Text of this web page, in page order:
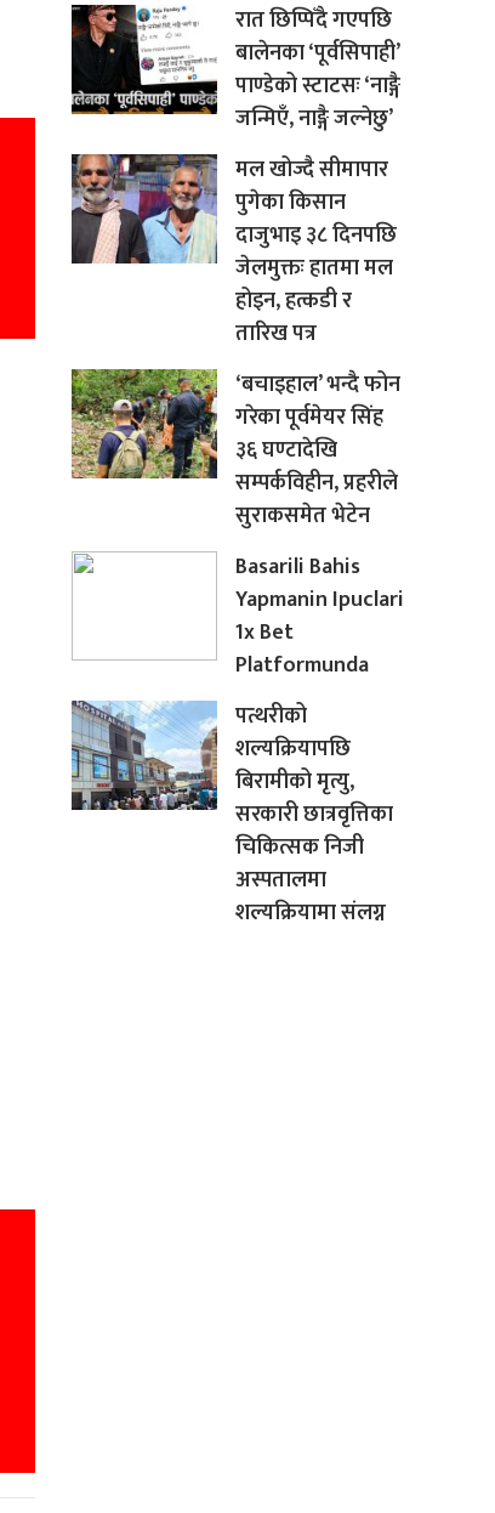
रात छिप्पिँदै गएपछि
बालेनका ‘पूर्वसिपाही’
पाण्डेको स्टाटसः ‘नाङ्गै
जन्मिएँ, नाङ्गै जल्नेछु’
मल खोज्दै सीमापार
पुगेका किसान
दाजुभाइ ३८ दिनपछि
जेलमुक्तः हातमा मल
होइन, हत्कडी र
तारिख पत्र
‘बचाइहाल’ भन्दै फोन
गरेका पूर्वमेयर सिंह
३६ घण्टादेखि
सम्पर्कविहीन, प्रहरीले
सुराकसमेत भेटेन
Basarili Bahis
Yapmanin Ipuclari
1x Bet
Platformunda
पत्थरीको
शल्यक्रियापछि
बिरामीको मृत्यु,
सरकारी छात्रवृत्तिका
चिकित्सक निजी
अस्पतालमा
शल्यक्रियामा संलग्न